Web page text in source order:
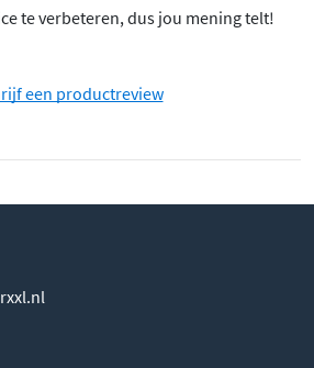
te verbeteren, dus jou mening telt!
een productreview